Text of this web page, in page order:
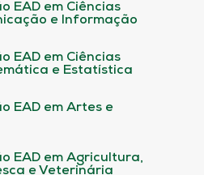
EAD em Ciências
e Informação
EAD em Ciências
e Estatística
EAD em Artes e
EAD em Agricultura,
e Veterinária